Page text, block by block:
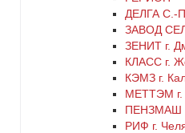
ДЕЛГА С.-
ЗАВОД
ЗЕНИТ г.
КЛАСС г.
КЭМЗ г.
МЕТТЭМ г.
ПЕНЗМАШ
РИФ г.